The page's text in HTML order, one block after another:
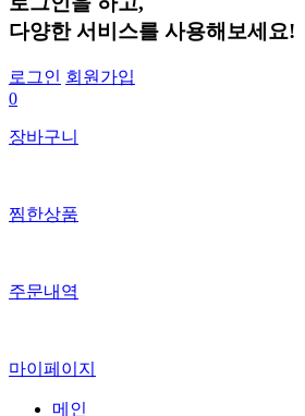
다양한 서비스를 사용해보세요!
로그인 회원가입
0
장바구니
찜한상품
주문내역
마이페이지
메인